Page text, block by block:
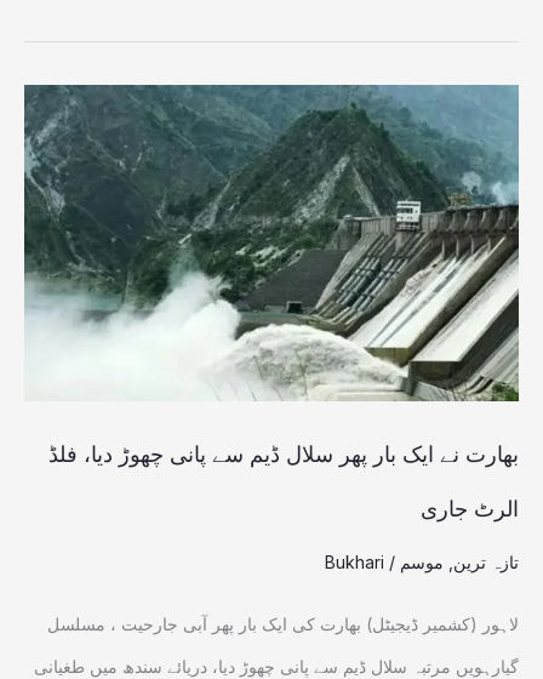
بھارت نے ایک بار پھر سلال ڈیم سے پانی چھوڑ دیا، فلڈ
الرٹ جاری
تازہ ترین موسم /
Bukhari
لاہور (کشمیر ڈیجیٹل) بھارت کی ایک بار پھر آبی جارحیت ، مسلسل
گیارہویں مرتبہ سلال ڈیم سے پانی چھوڑ دیا، دریائے سندھ میں طغیانی
ایک
بار
پھر
سلال
ڈیم
سے
پانی
فلڈ
الرٹ
جاری